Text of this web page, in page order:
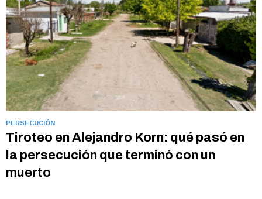
PERSECUCIÓN
Tiroteo en Alejandro Korn: qué pasó en
la persecución que terminó con un
muerto